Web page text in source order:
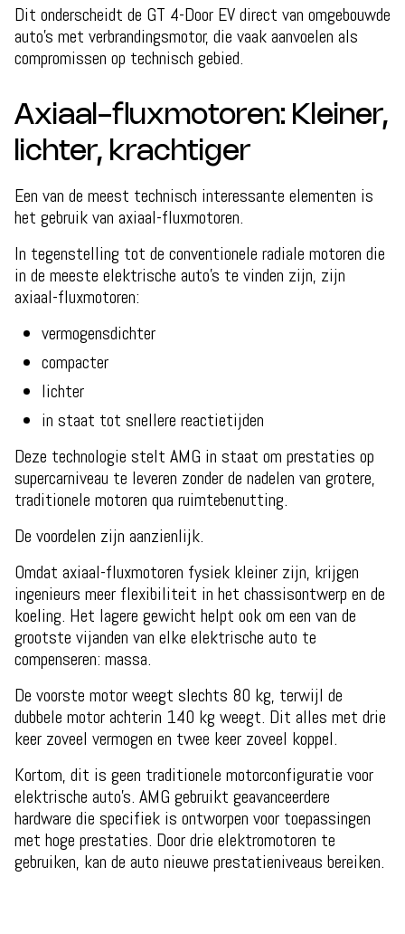
Dit onderscheidt de GT 4-Door EV direct van omgebouwde
auto's met verbrandingsmotor, die vaak aanvoelen als
compromissen op technisch gebied.
Axiaal-fluxmotoren: Kleiner,
lichter, krachtiger
Een van de meest technisch interessante elementen is
het gebruik van axiaal-fluxmotoren.
In tegenstelling tot de conventionele radiale motoren die
in de meeste elektrische auto's te vinden zijn, zijn
axiaal-fluxmotoren:
vermogensdichter
compacter
lichter
in staat tot snellere reactietijden
Deze technologie stelt AMG in staat om prestaties op
supercarniveau te leveren zonder de nadelen van grotere,
traditionele motoren qua ruimtebenutting.
De voordelen zijn aanzienlijk.
Omdat axiaal-fluxmotoren fysiek kleiner zijn, krijgen
ingenieurs meer flexibiliteit in het chassisontwerp en de
koeling. Het lagere gewicht helpt ook om een ​​van de
grootste vijanden van elke elektrische auto te
compenseren: massa.
De voorste motor weegt slechts 80 kg, terwijl de
dubbele motor achterin 140 kg weegt. Dit alles met drie
keer zoveel vermogen en twee keer zoveel koppel.
Kortom, dit is geen traditionele motorconfiguratie voor
elektrische auto's. AMG gebruikt geavanceerdere
hardware die specifiek is ontworpen voor toepassingen
met hoge prestaties. Door drie elektromotoren te
gebruiken, kan de auto nieuwe prestatieniveaus bereiken.